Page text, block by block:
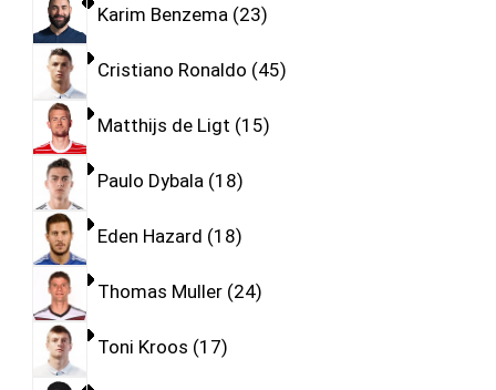
Karim Benzema 23
Cristiano Ronaldo 45
Matthijs de Ligt 15
Paulo Dybala 18
Eden Hazard 18
Thomas Muller 24
Toni Kroos 17